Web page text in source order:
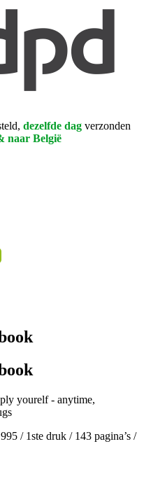
dezelfde dag verzonden
naar België
yourelf - anytime,
/ 1ste druk / 143 pagina’s /